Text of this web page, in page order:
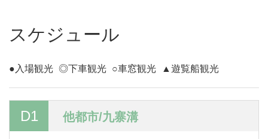
スケジュール
●入場観光 ◎下車観光 ○車窓観光 ▲遊覧船観光
D1 他都市/九寨溝